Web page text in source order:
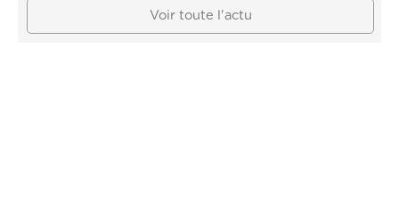
Voir toute l'actu